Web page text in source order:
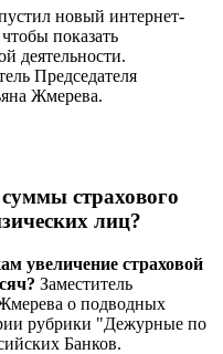
новый интернет-
показать
деятельности.
Председателя
Жмерева.
страхового
лиц?
увеличение страховой
Заместитель
о подводных
рубрики "Дежурные по
Банков.